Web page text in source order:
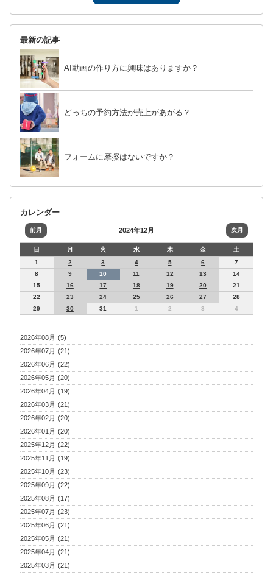
最新の記事
AI動画の作り方に興味はありますか？
どっちの予約方法が売上があがる？
フォームに摩擦はないですか？
カレンダー
前月 2024年12月 次月
日 月 火 水 木 金
土
1
2 3 4 5 6
7
8
9 10 11 12 13
14
15
16 17 18 19 20
21
22
23 24 25 26 27
28
29
30 31 1 2 3 4
2026年08月 (5)
2026年07月 (21)
2026年06月 (22)
2026年05月 (20)
2026年04月 (19)
2026年03月 (21)
2026年02月 (20)
2026年01月 (20)
2025年12月 (22)
2025年11月 (19)
2025年10月 (23)
2025年09月 (22)
2025年08月 (17)
2025年07月 (23)
2025年06月 (21)
2025年05月 (21)
2025年04月 (21)
2025年03月 (21)